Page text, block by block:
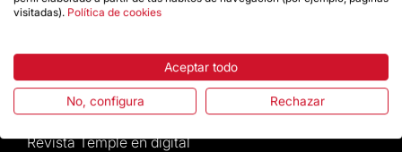
Agenda
Da un impulso
Actos2026
Revista Temple en digital
visitadas). Política de cookies
Aceptar todo
No, configura Rechazar